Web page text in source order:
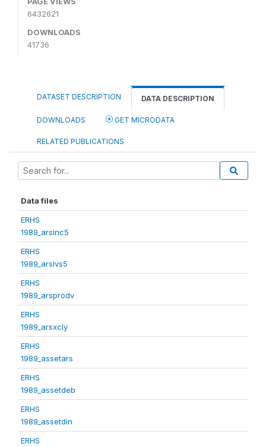
6432621
DOWNLOADS
41736
DATASET DESCRIPTION DATA DESCRIPTION
DOWNLOADS GET MICRODATA
RELATED PUBLICATIONS
Data files
ERHS
1989_arsinc5
ERHS
1989_arslvs5
ERHS
1989_arsprodv
ERHS
1989_arsxcly
ERHS
1989_assetars
ERHS
1989_assetdeb
ERHS
1989_assetdin
ERHS